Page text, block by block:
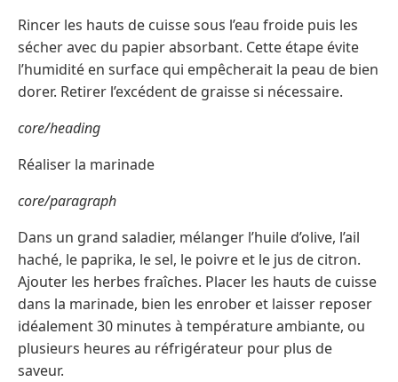
Rincer les hauts de cuisse sous l’eau froide puis les
sécher avec du papier absorbant. Cette étape évite
l’humidité en surface qui empêcherait la peau de bien
dorer. Retirer l’excédent de graisse si nécessaire.
core/heading
Réaliser la marinade
core/paragraph
Dans un grand saladier, mélanger l’huile d’olive, l’ail
haché, le paprika, le sel, le poivre et le jus de citron.
Ajouter les herbes fraîches. Placer les hauts de cuisse
dans la marinade, bien les enrober et laisser reposer
idéalement 30 minutes à température ambiante, ou
plusieurs heures au réfrigérateur pour plus de
saveur.